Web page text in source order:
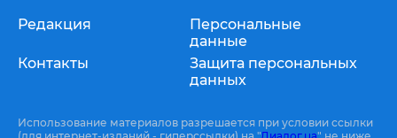
Редакция
Контакты
Персональные
данные
Защита персональных
данных
Использование материалов разрешается при условии ссылки